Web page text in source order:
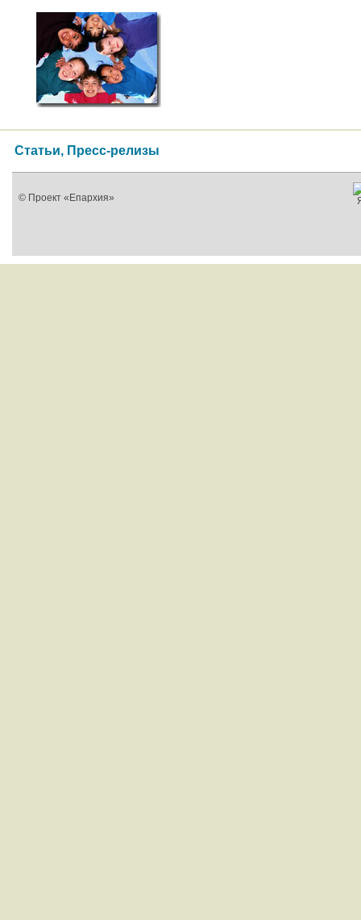
Статьи, Пресс-релизы
© Проект «Епархия»